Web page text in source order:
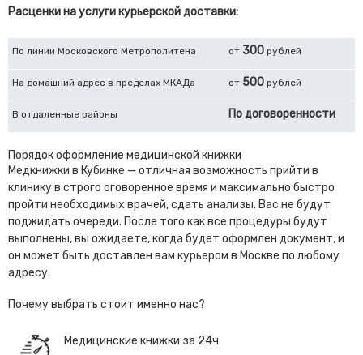
Расценки на услуги курьерской доставки:
По линии Московского Метрополитена от 300 рублей
На домашний адрес в пределах МКАДа от 500 рублей
В отдаленные районы По договоренности
Порядок оформление медицинской книжки
Медкнижки в Кубинке — отличная возможность прийти в
клинику в строго оговоренное время и максимально быстро
пройти необходимых врачей, сдать анализы. Вас не будут
поджидать очереди. После того как все процедуры будут
выполнены, вы ожидаете, когда будет оформлен документ, и
он может быть доставлен вам курьером в Москве по любому
адресу.
Почему выбрать стоит именно нас?
Медицинские книжки за 24ч